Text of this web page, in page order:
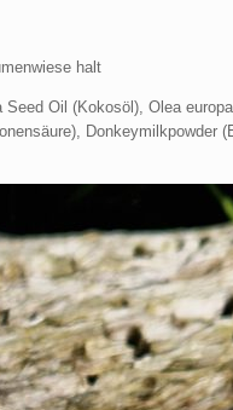
halt
Oil (Kokosöl), Olea